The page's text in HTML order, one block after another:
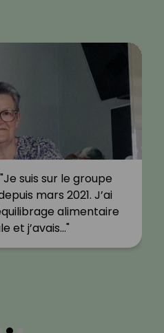
suis sur le groupe
mars 2021. J’ai
alimentaire
et j’avais…"